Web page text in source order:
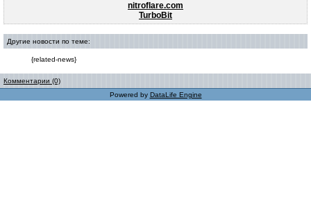
nitroflare.com
TurboBit
Другие новости по теме:
{related-news}
Комментарии (0)
Powered by DataLife Engine